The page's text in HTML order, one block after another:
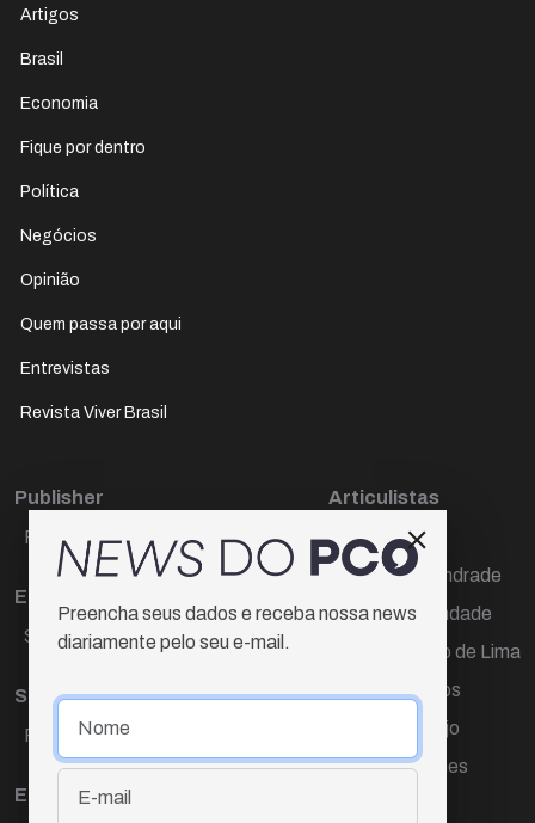
Artigos
Brasil
Economia
Fique por dentro
Política
Negócios
Opinião
Quem passa por aqui
Entrevistas
Revista Viver Brasil
Publisher
Paulo Cesar de Oliveira
Editora Chefe
Sueli Cotta
Sub-editora
Raquel Ayres
Equipe
Articulistas
Décio Freire
Dr Marcos Andrade
Hamilton Trindade
Igor Carvalho de Lima
Mario Campos
Renata Araújo
Wagner Gomes
Preencha seus dados e receba nossa news
diariamente pelo seu e-mail.